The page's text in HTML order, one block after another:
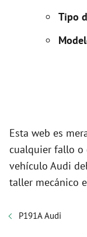
Tipo
Esta web es
cualquier fallo o
vehículo Audi
taller mecánico
P191A Audi